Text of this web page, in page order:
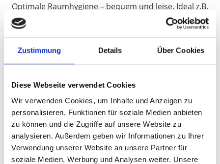
Zustimmung Details Über Cookies
Diese Webseite verwendet Cookies
Wir verwenden Cookies, um Inhalte und Anzeigen zu
personalisieren, Funktionen für soziale Medien anbieten
zu können und die Zugriffe auf unsere Website zu
analysieren. Außerdem geben wir Informationen zu Ihrer
Verwendung unserer Website an unsere Partner für
soziale Medien, Werbung und Analysen weiter. Unsere
Optimale Raumhygiene – bequem und leise. Ideal z.B.
für Allergiker durch absolut unbelastete Atemluft.Bei
einem herkömmlichen Staubsauger wird zwar vorne
der gesamte Staub angesaugt, hinten jedoch der mit
Viren und Bakterien belastete Mikrostaub wieder
hinausgeblasen. Dieser lässt sich schwebend überall
Beim Zentralstaubsaugen werden
Pollen, Viren,
Bakterien
undStaub über ein spezielles
Rohrsystem komplett aus dem Raum entfernt.
In der Zentraleinheit (z.B. im Keller installiert) wird
der Grobschmutz ausgefiltert und die
mikrostaubbelastete Luft ins Freie geleitet.